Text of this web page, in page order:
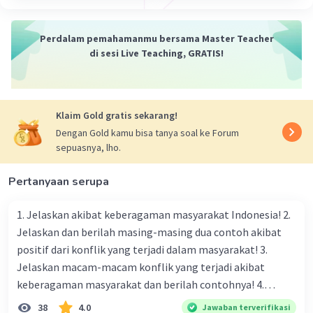
mewah dan mahal.
Denotasi: Saya membeli sebuah laptop.
yang canggih dan mahal.
Denotasi: Dia membeli sebuah mobil baru.
Konotasi: Dia membeli sebuah mobil yang
mewah dan mahal.
Denotasi: Saya membeli sebuah ponsel.
Konotasi: Saya membeli sebuah ponsel
Denotasi: Dia membeli sebuah rumah
besar.
Konotasi: Dia membeli sebuah rumah yang
mewah dan mahal.
Perdalam pemahamanmu bersama Master Teacher
di sesi Live Teaching, GRATIS!
Klaim Gold gratis sekarang!
Dengan Gold kamu bisa tanya soal ke Forum
sepuasnya, lho.
Pertanyaan serupa
1. Jelaskan akibat keberagaman masyarakat Indonesia! 2.
Jelaskan dan berilah masing-masing dua contoh akibat
positif dari konflik yang terjadi dalam masyarakat! 3.
Jelaskan macam-macam konflik yang terjadi akibat
keberagaman masyarakat dan berilah contohnya! 4.
Mengapa dalam masyarakat yang memiliki keberagaman
38 4.0 Jawaban terverifikasi